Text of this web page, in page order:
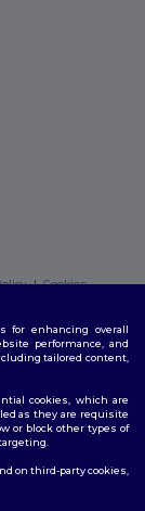
|Cookies
for enhancing overall
performance, and
tailored content,
cookies, which are
as they are requisite
or block other types of
on third-party cookies,